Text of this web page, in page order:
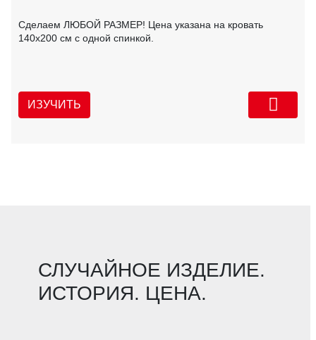
Сделаем ЛЮБОЙ РАЗМЕР! Цена указана на кровать
140х200 см с одной спинкой.
ИЗУЧИТЬ
СЛУЧАЙНОЕ ИЗДЕЛИЕ.
ИСТОРИЯ. ЦЕНА.